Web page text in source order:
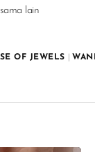
lain
OF JEWELS